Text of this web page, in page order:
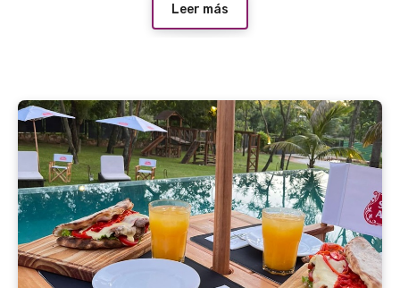
Leer más